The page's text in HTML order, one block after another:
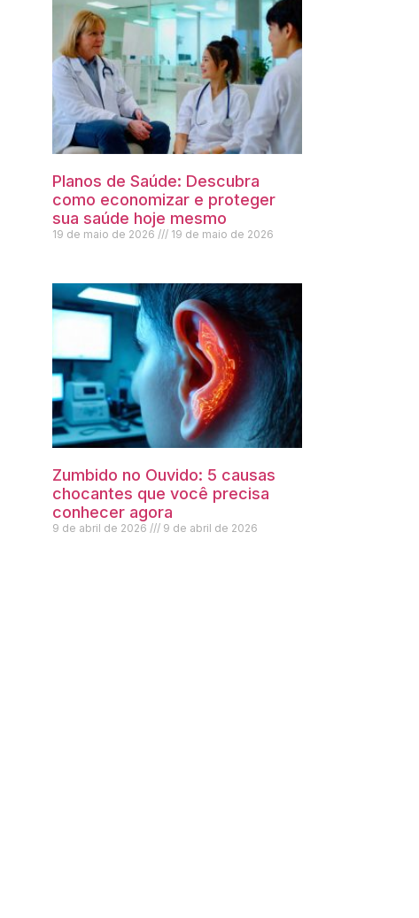
Planos de Saúde: Descubra
como economizar e proteger
sua saúde hoje mesmo
19 de maio de 2026 19 de maio de 2026
Zumbido no Ouvido: 5 causas
chocantes que você precisa
conhecer agora
9 de abril de 2026 9 de abril de 2026